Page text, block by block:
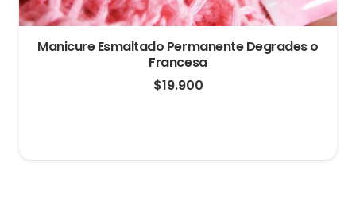
Manicure Esmaltado Permanente Degrades o
Francesa
$19.900